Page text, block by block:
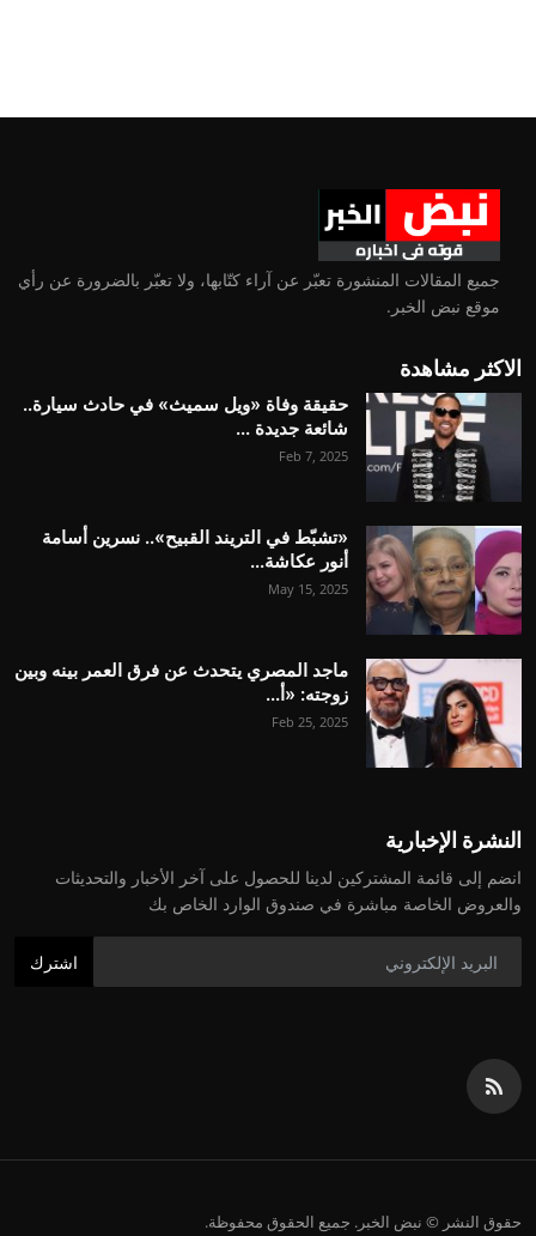
جميع المقالات المنشورة تعبّر عن آراء كتّابها، ولا تعبّر بالضرورة عن رأي
موقع نبض الخبر.
الاكثر مشاهدة
حقيقة وفاة «ويل سميث» في حادث سيارة..
شائعة جديدة ...
Feb 7, 2025
«تشبّط في التريند القبيح».. نسرين أسامة
أنور عكاشة...
May 15, 2025
ماجد المصري يتحدث عن فرق العمر بينه وبين
زوجته: «أ...
Feb 25, 2025
النشرة الإخبارية
انضم إلى قائمة المشتركين لدينا للحصول على آخر الأخبار والتحديثات
والعروض الخاصة مباشرة في صندوق الوارد الخاص بك
اشترك
حقوق النشر © نبض الخبر. جميع الحقوق محفوظة.